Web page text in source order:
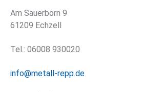
Am Sauerborn 9
61209 Echzell
Tel.: 06008 930020
info@metall-repp.de